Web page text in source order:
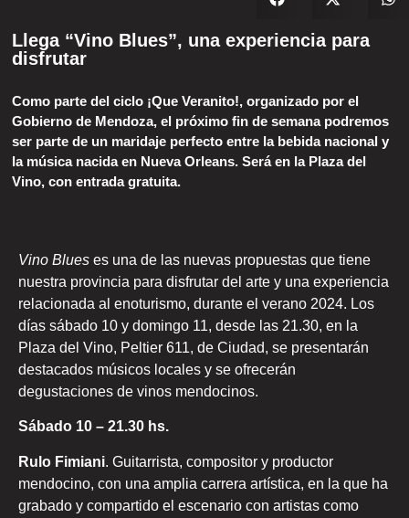
Llega “Vino Blues”, una experiencia para
disfrutar
Como parte del ciclo ¡Que Veranito!, organizado por el
Gobierno de Mendoza, el próximo fin de semana podremos
ser parte de un maridaje perfecto entre la bebida nacional y
la música nacida en Nueva Orleans. Será en la Plaza del
Vino, con entrada gratuita.
Vino Blues es una de las nuevas propuestas que tiene
nuestra provincia para disfrutar del arte y una experiencia
relacionada al enoturismo, durante el verano 2024. Los
días sábado 10 y domingo 11, desde las 21.30, en la
Plaza del Vino, Peltier 611, de Ciudad, se presentarán
destacados músicos locales y se ofrecerán
degustaciones de vinos mendocinos.
Sábado 10 – 21.30 hs.
Rulo Fimiani. Guitarrista, compositor y productor
mendocino, con una amplia carrera artística, en la que ha
grabado y compartido el escenario con artistas como